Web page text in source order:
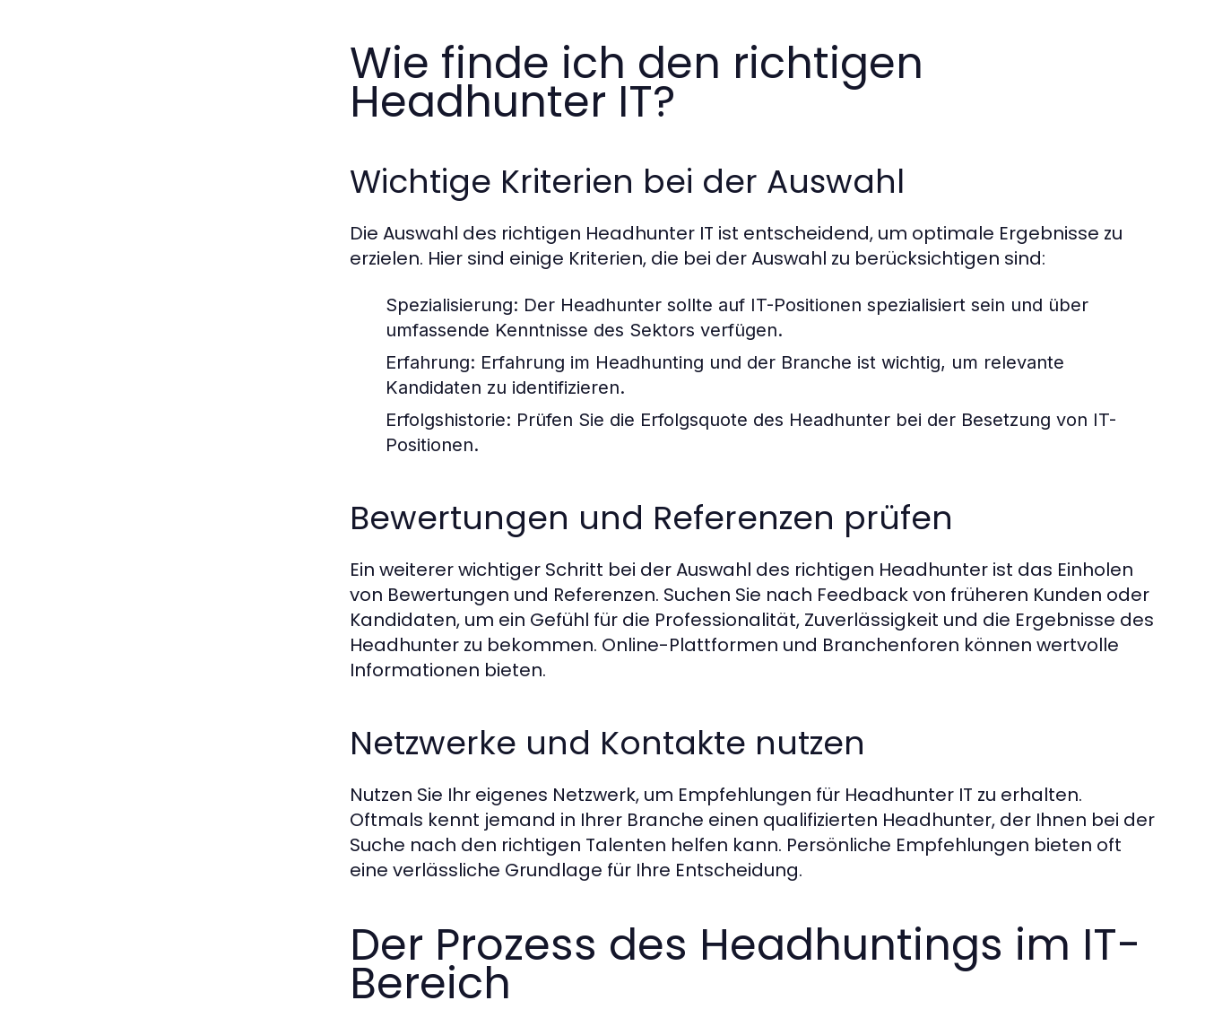
Wie finde ich den richtigen
Headhunter IT?
Wichtige Kriterien bei der Auswahl
Die Auswahl des richtigen Headhunter IT ist entscheidend, um optimale Ergebnisse zu
erzielen. Hier sind einige Kriterien, die bei der Auswahl zu berücksichtigen sind:
Spezialisierung: Der Headhunter sollte auf IT-Positionen spezialisiert sein und über
umfassende Kenntnisse des Sektors verfügen.
Erfahrung: Erfahrung im Headhunting und der Branche ist wichtig, um relevante
Kandidaten zu identifizieren.
Erfolgshistorie: Prüfen Sie die Erfolgsquote des Headhunter bei der Besetzung von IT-
Positionen.
Bewertungen und Referenzen prüfen
Ein weiterer wichtiger Schritt bei der Auswahl des richtigen Headhunter ist das Einholen
von Bewertungen und Referenzen. Suchen Sie nach Feedback von früheren Kunden oder
Kandidaten, um ein Gefühl für die Professionalität, Zuverlässigkeit und die Ergebnisse des
Headhunter zu bekommen. Online-Plattformen und Branchenforen können wertvolle
Informationen bieten.
Netzwerke und Kontakte nutzen
Nutzen Sie Ihr eigenes Netzwerk, um Empfehlungen für Headhunter IT zu erhalten.
Oftmals kennt jemand in Ihrer Branche einen qualifizierten Headhunter, der Ihnen bei der
Suche nach den richtigen Talenten helfen kann. Persönliche Empfehlungen bieten oft
eine verlässliche Grundlage für Ihre Entscheidung.
Der Prozess des Headhuntings im IT-
Bereich